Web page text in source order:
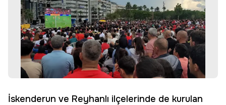
İskenderun ve Reyhanlı ilçelerinde de kurulan